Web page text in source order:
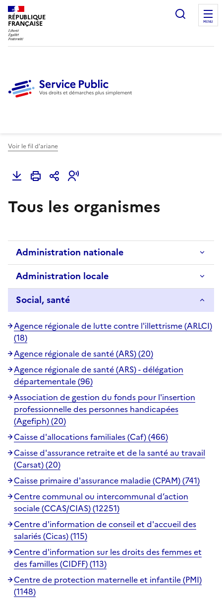
RÉPUBLIQUE
FRANÇAISE
Ouvrir
MENU
Voir le fil d'ariane
Tous les organismes
Administration nationale
Administration locale
Social, santé
Agence régionale de lutte contre l'illettrisme (ARLCI)
(18)
Agence régionale de santé (ARS) (20)
Agence régionale de santé (ARS) - délégation
départementale (96)
Association de gestion du fonds pour l'insertion
professionnelle des personnes handicapées
(Agefiph) (20)
Caisse d'allocations familiales (Caf) (466)
Caisse d'assurance retraite et de la santé au travail
(Carsat) (20)
Caisse primaire d'assurance maladie (CPAM) (741)
Centre communal ou intercommunal d’action
sociale (CCAS/CIAS) (12251)
Centre d'information de conseil et d'accueil des
salariés (Cicas) (115)
Centre d'information sur les droits des femmes et
des familles (CIDFF) (113)
Centre de protection maternelle et infantile (PMI)
(1148)